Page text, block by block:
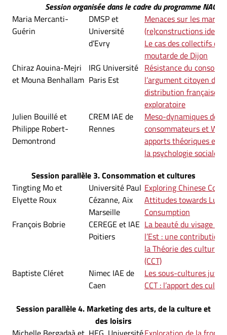
Session organisée dans le cadre du programme NACRE
Maria Mercanti-
Guérin
DMSP et
Université
d’Evry
Menaces sur les
(re)constructions
Le cas des collectifs de
moutarde de Dijon
Chiraz Aouina-Mejri
et Mouna Benhallam
IRG Université
Paris Est
Résistance du
l’argument citoyen des
distribution françaises
exploratoire
Julien Bouillé et
Philippe Robert-
Demontrond
CREM IAE de
Rennes
Meso-dynamiques de
consommateurs et
apports théoriques et
la psychologie sociale
Session parallèle 3. Consommation et cultures
Tingting Mo et
Elyette Roux
Université Paul
Cézanne, Aix
Marseille
Exploring Chinese
Attitudes towards
Consumption
François Bobrie
CEREGE et IAE
Poitiers
La beauté du visage en
l’Est : une contribution
la Théorie des cultures
(CCT)
Baptiste Cléret
Nimec IAE de
Caen
Les sous-cultures
CCT : l’apport des
Session parallèle 4. Marketing des arts, de la culture et
des loisirs